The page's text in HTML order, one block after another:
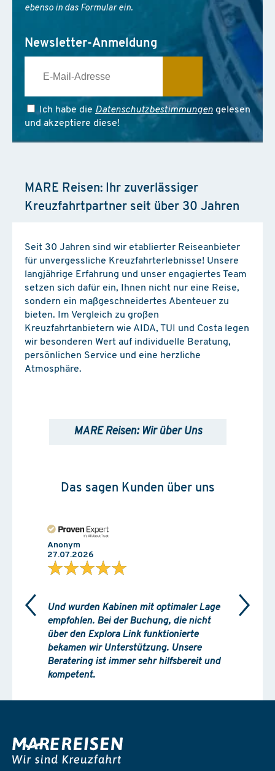
ebenso in das Formular ein.
Newsletter-Anmeldung
Ich habe die Datenschutzbestimmungen gelesen
und akzeptiere diese!
MARE Reisen: Ihr zuverlässiger
Kreuzfahrtpartner seit über 30 Jahren
Seit 30 Jahren sind wir etablierter Reiseanbieter
für unvergessliche Kreuzfahrterlebnisse! Unsere
langjährige Erfahrung und unser engagiertes Team
setzen sich dafür ein, Ihnen nicht nur eine Reise,
sondern ein maßgeschneidertes Abenteuer zu
bieten. Im Vergleich zu großen
Kreuzfahrtanbietern wie AIDA, TUI und Costa legen
wir besonderen Wert auf individuelle Beratung,
persönlichen Service und eine herzliche
Atmosphäre.
MARE Reisen: Wir über Uns
Das sagen Kunden über uns
Anonym
27.07.2026
★★★★★
Und wurden Kabinen mit optimaler Lage
empfohlen. Bei der Buchung, die nicht
über den Explora Link funktionierte
bekamen wir Unterstützung. Unsere
Beratering ist immer sehr hilfsbereit und
kompetent.